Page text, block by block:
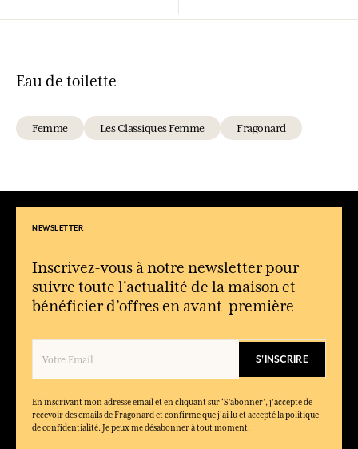
Eau de toilette
Femme Les Classiques Femme Fragonard
NEWSLETTER
Inscrivez-vous à notre newsletter pour
suivre toute l'actualité de la maison et
bénéficier d’offres en avant-première
S'INSCRIRE
En inscrivant mon adresse email et en cliquant sur ‘S’abonner’, j'accepte de
recevoir des emails de Fragonard et confirme que j'ai lu et accepté la politique
de confidentialité. Je peux me désabonner à tout moment.